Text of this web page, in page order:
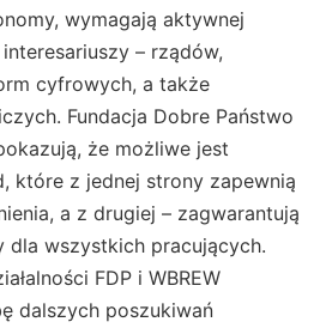
wymagają aktywnej
– rządów,
cyfrowych, a także
Fundacja Dobre Państwo
że możliwe jest
które z jednej strony zapewnią
a z drugiej – zagwarantują
dla wszystkich pracujących.
FDP i WBREW
dalszych poszukiwań